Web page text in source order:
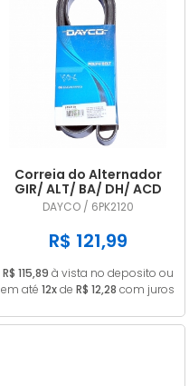
Correia do Alternador
GIR/ ALT/ BA/ DH/ ACD
DAYCO 6PK2120
DAYCO / 6PK2120
R$ 121,99
R$ 115,89 à vista no deposito ou
em até 12xde R$ 12,28 com juros